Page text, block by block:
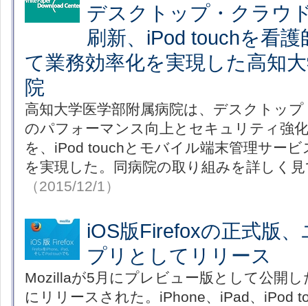
デスクトップ・クラウ
刷新、iPod touchを看
て業務効率化を実現した高知
院
高知大学医学部附属病院は、デスクトッ
のパフォーマンス向上とセキュリティ強
を、iPod touchとモバイル端末管理サー
を実現した。同病院の取り組みを詳しく
（2015/12/1）
iOS版Firefoxの正式版
プリとしてリリース
Mozillaが5月にプレビュー版として公開
にリリースされた。iPhone、iPad、iPod